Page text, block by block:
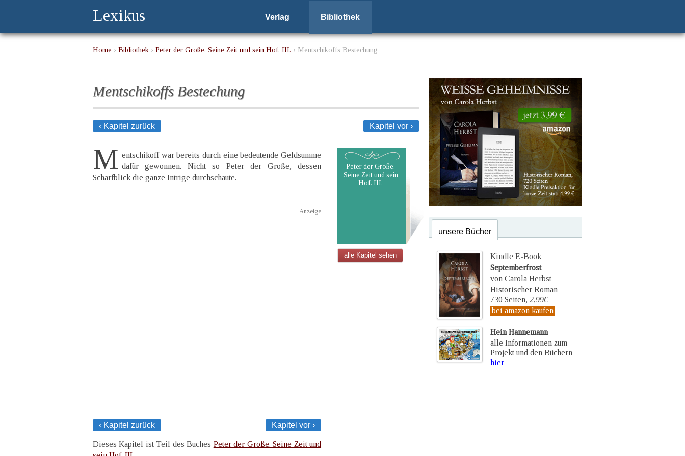
Lexikus Verlag Bibliothek
Home › Bibliothek › Peter der Große. Seine Zeit und sein Hof. III. › Mentschikoffs Bestechung
Mentschikoffs Bestechung
‹ Kapitel zurück Kapitel vor ›
M entschikoff war bereits durch eine bedeutende Geldsumme
dafür gewonnen. Nicht so Peter der Große, dessen
Scharfblick die ganze Intrige durchschaute.
‹ Kapitel zurück Kapitel vor ›
Dieses Kapitel ist Teil des Buches Peter der Große. Seine Zeit und
Peter der Große.
Seine Zeit und sein
Hof. III.
alle Kapitel sehen
unsere Bücher
Kindle E-Book
Septemberfrost
von Carola Herbst
Historischer Roman
730 Seiten, 2,99€
bei amazon kaufen
Hein Hannemann
alle Informationen zum
Projekt und den Büchern
hier